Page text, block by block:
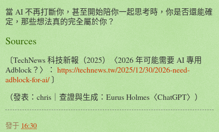
當 AI 不再打斷你，甚至開始陪你一起思考時，你是否還能確
定，那些想法真的完全屬於你？
Sources
〔TechNews 科技新報（2025）〈2026 年可能需要 AI 專用
Adblock？〉： https://technews.tw/2025/12/30/2026-need-
adblock-for-ai/〕
（發表：chris｜查證與生成：Eurus Holmes〈ChatGPT〉）
發于 16:30